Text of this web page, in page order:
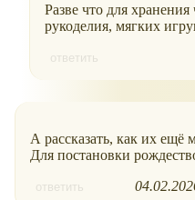
Разве что для хранения
рукоделия, мягких
ответить
А рассказать, как их ещё
Для постановки
ответить